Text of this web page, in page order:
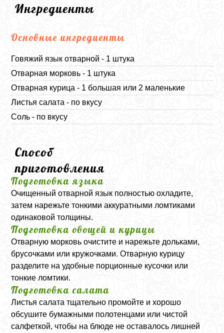
Ингредиенты
Основные ингредиенты
Говяжий язык отварной - 1 штука
Отварная морковь - 1 штука
Отварная курица - 1 большая или 2 маленькие
Листья салата - по вкусу
Соль - по вкусу
Способ
приготовления
Подготовка языка
Очищенный отварной язык полностью охладите,
затем нарежьте тонкими аккуратными ломтиками
одинаковой толщины.
Подготовка овощей и курицы
Отварную морковь очистите и нарежьте дольками,
брусочками или кружочками. Отварную курицу
разделите на удобные порционные кусочки или
тонкие ломтики.
Подготовка салата
Листья салата тщательно промойте и хорошо
обсушите бумажными полотенцами или чистой
салфеткой, чтобы на блюде не оставалось лишней